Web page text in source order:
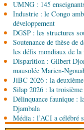
06-08-2026
Économie
d’offrir à la
qualité
06-08-2026
SociétéProjet
apprentissage
Art-Culture-
Kinshasa : le
UMNG : 145
Industrie : le Congo
développement
DGSP : les structures
Soutenance de thèse de
les défis mondiaux de
Disparition : Gilbert
mausolée Marien-
JiBC 2026 : la
Silap 2026 : la
Délinquance faunique :
Djambala
Média : l’ACI a célébré